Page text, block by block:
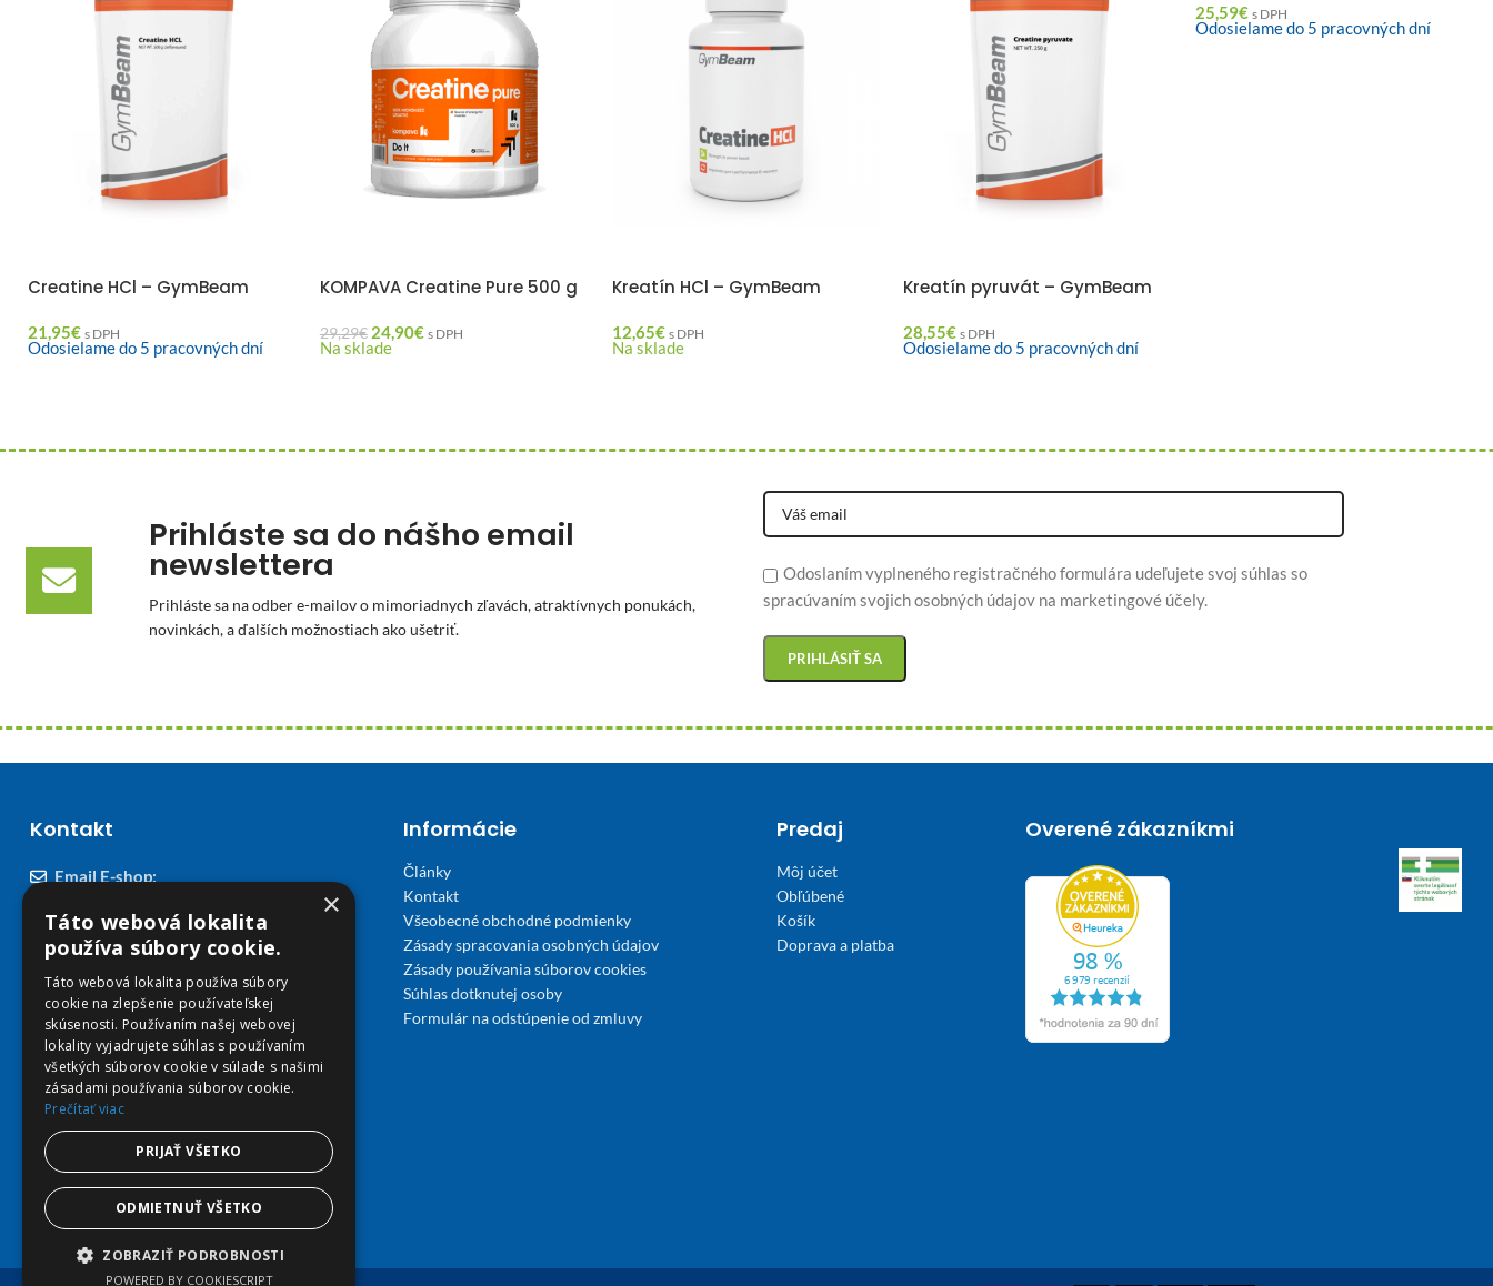
Creatine HCl – GymBeam
21,95€ s DPH
Odosielame do 5 pracovných dní
KOMPAVA Creatine Pure 500 g
29,29€ 24,90€ s DPH
Na sklade
Kreatín HCl – GymBeam
12,65€ s DPH
Na sklade
Kreatín pyruvát – GymBeam
28,55€ s DPH
Odosielame do 5 pracovných dní
25,59€ s DPH
Odosielame do 5 pracovných dní
Prihláste sa do nášho email
newslettera
Prihláste sa na odber e-mailov o mimoriadnych zľavách, atraktívnych ponukách,
novinkách, a ďalších možnostiach ako ušetriť.
Odoslaním vyplneného registračného formulára udeľujete svoj súhlas so
spracúvaním svojich osobných údajov na marketingové účely.
Kontakt
Email E-shop:
podpora@viplekaren.sk
Telefón E-shop:
0911 678 900(Po - Pia 7:30 - 15:30)
Telefón kamenná Lekáreň VIP Košice:
055 307 78 30
(Po - Ne 8:00 - 18:00)
Adresa Lekáreň VIP:
Severné nábrežie 45, 040 01 Košice
Informácie
Články
Kontakt
Všeobecné obchodné podmienky
Zásady spracovania osobných údajov
Zásady používania súborov cookies
Súhlas dotknutej osoby
Formulár na odstúpenie od zmluvy
Predaj
Môj účet
Obľúbené
Košík
Doprava a platba
Overené zákazníkmi
×
Táto webová lokalita
používa súbory cookie.
Táto webová lokalita používa súbory
cookie na zlepšenie používateľskej
skúsenosti. Používaním našej webovej
lokality vyjadrujete súhlas s používaním
všetkých súborov cookie v súlade s našimi
zásadami používania súborov cookie.
Prečítať viac
PRIJAŤ VŠETKO
ODMIETNUŤ VŠETKO
ZOBRAZIŤ PODROBNOSTI
POWERED BY COOKIESCRIPT